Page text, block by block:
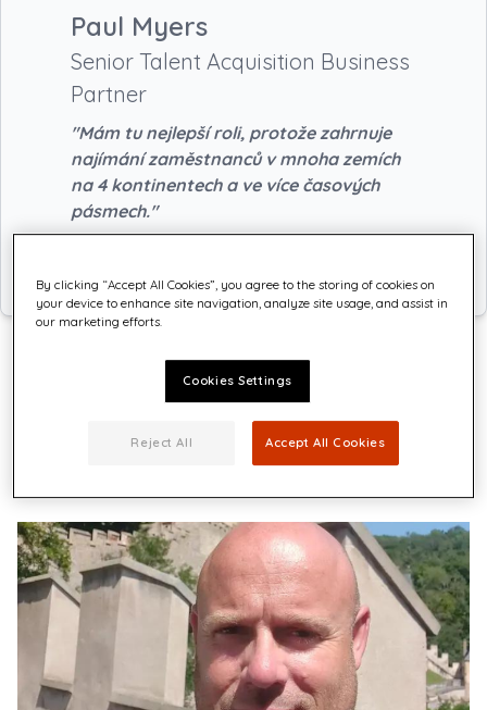
Paul Myers
Senior Talent Acquisition Business
Partner
"Mám tu nejlepší roli, protože zahrnuje
najímání zaměstnanců v mnoha zemích
na 4 kontinentech a ve více časových
pásmech."
O Paulovi
By clicking “Accept All Cookies”, you agree to the storing of cookies on
your device to enhance site navigation, analyze site usage, and assist in
our marketing efforts.
Cookies Settings
Reject All Accept All Cookies